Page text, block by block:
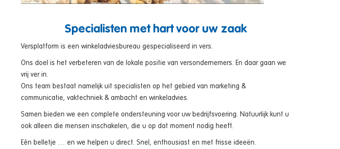
Specialisten met hart voor uw zaak
Versplatform is een winkeladviesbureau gespecialiseerd in vers.
Ons doel is het verbeteren van de lokale positie van versondernemers. En daar gaan we
vrij ver in.
Ons team bestaat namelijk uit specialisten op het gebied van marketing &
communicatie, vaktechniek & ambacht en winkeladvies.
Samen bieden we een complete ondersteuning voor uw bedrijfsvoering. Natuurlijk kunt u
ook alleen die mensen inschakelen, die u op dat moment nodig heeft.
Eén belletje … en we helpen u direct. Snel, enthousiast en met frisse ideeën.